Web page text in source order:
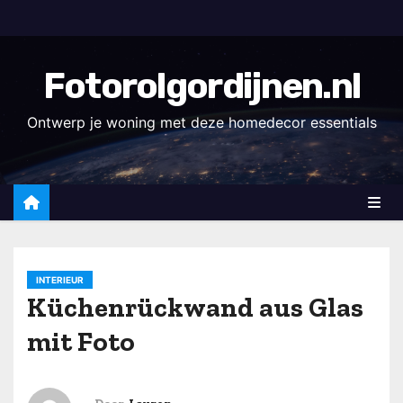
Fotorolgordijnen.nl
Ontwerp je woning met deze homedecor essentials
INTERIEUR
Küchenrückwand aus Glas
mit Foto